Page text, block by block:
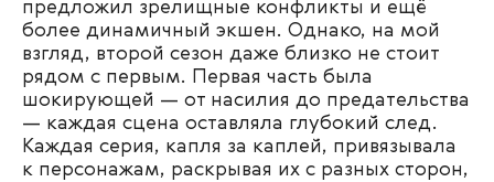
предложил зрелищные конфликты и ещё
более динамичный экшен. Однако, на мой
взгляд, второй сезон даже близко не стоит
рядом с первым. Первая часть была
шокирующей — от насилия до предательства
— каждая сцена оставляла глубокий след.
Каждая серия, капля за каплей, привязывала
к персонажам, раскрывая их с разных сторон,